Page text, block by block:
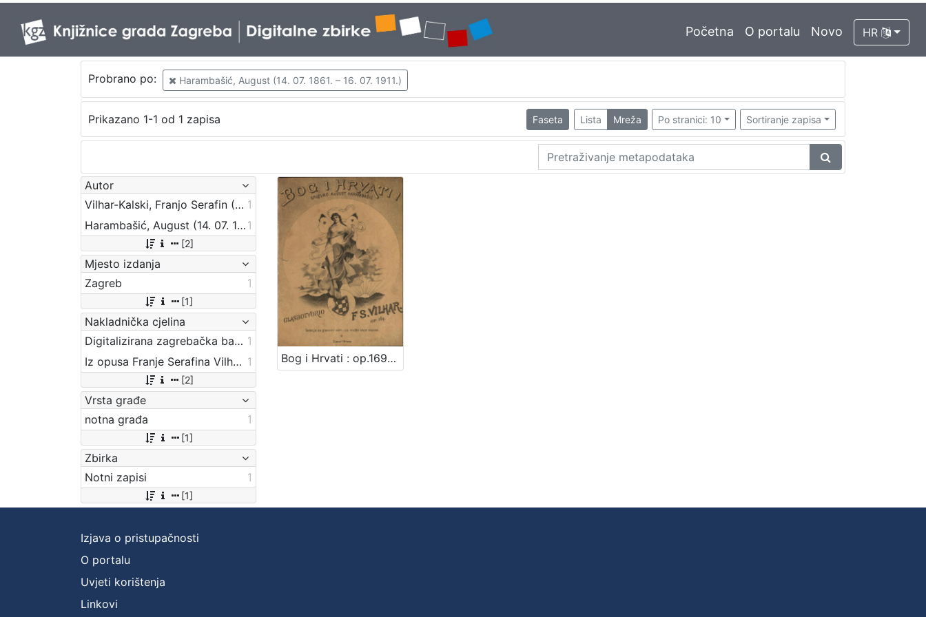
Početna O portalu Novo HR
Probrano po: Harambašić, August (14. 07. 1861. – 16. 07. 1911.)
Prikazano 1-1 od 1 zapisa Faseta Lista Mreža Po stranici: 10 Sortiranje zapisa
Autor
Vilhar-Kalski, Franjo Serafin (5. 1. 1852. – 4. 3. 1928.) 1
Harambašić, August (14. 07. 1861. – 16. 07. 1911.) 1
[2]
Mjesto izdanja
Zagreb
1
[1]
Nakladnička cjelina
Digitalizirana zagrebačka baština 1
Iz opusa Franje Serafina Vilhara-Kalskog 1
[2]
Vrsta građe
notna građa
1
[1]
Zbirka
Notni zapisi
1
[1]
Bog i Hrvati : op.169 / glasbotvorio F. S. Vilhar ; spjevao August Harambašić
Izjava o pristupačnosti
O portalu
Uvjeti korištenja
Linkovi